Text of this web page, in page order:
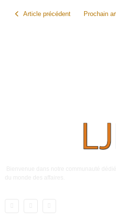
Article précédent Prochain
Bienvenue dans notre communauté
du monde des affaires.